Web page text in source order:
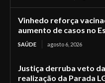
Vinhedo reforça
aumento de casos no
SAÚDE agosto 6, 2026
Justiça derruba veto
realização da Parada